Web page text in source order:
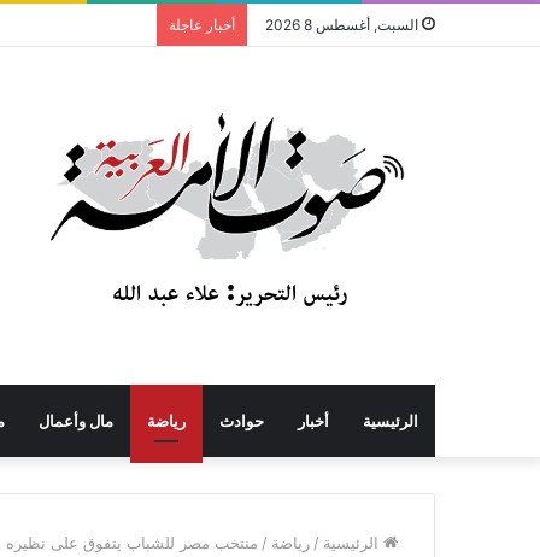
السبت, أغسطس 8 2026 أخبار عاجلة
الرئيسية أخبار حوادث رياضة مال وأعمال
الرئيسية / رياضة / منتخب مصر للشباب يتفوق على نظيره الروسي